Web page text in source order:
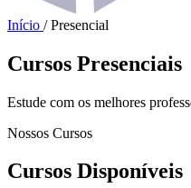
Início / Presencial
Cursos Presenciais
Estude com os melhores
Nossos Cursos
Cursos Disponíveis